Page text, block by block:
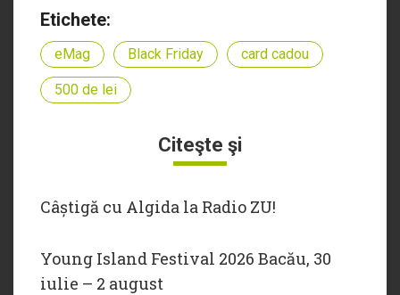
Etichete:
eMag Black Friday card cadou
500 de lei
Citeşte şi
Câștigă cu Algida la Radio ZU!
Young Island Festival 2026 Bacău, 30
iulie – 2 august